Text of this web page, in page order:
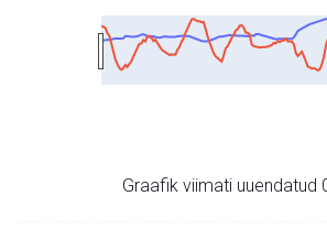
Graafik viimati uuendatud